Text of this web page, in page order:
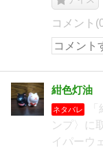
コメント
紺色灯油
ネタバレ
ンプ〉に
イパーウ